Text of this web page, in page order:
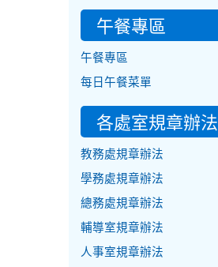
午餐專區
午餐專區
每日午餐菜單
各處室規章辦法
教務處規章辦法
學務處規章辦法
總務處規章辦法
輔導室規章辦法
人事室規章辦法